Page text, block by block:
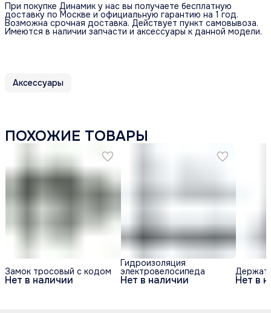
При покупке Динамик у нас вы получаете бесплатную
доставку по Москве и официальную гарантию на 1 год.
Возможна срочная доставка. Действует пункт самовывоза.
Имеются в наличии запчасти и аксессуары к данной модели.
Аксессуары
ПОХОЖИЕ ТОВАРЫ
Нет в наличии
Замок тросовый с кодом
Нет в наличии
Гидроизоляция
электровелосипеда
Нет в